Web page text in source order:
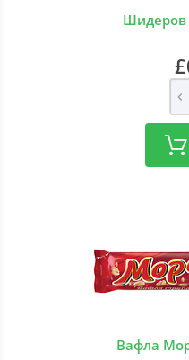
Шидеров
Вафла